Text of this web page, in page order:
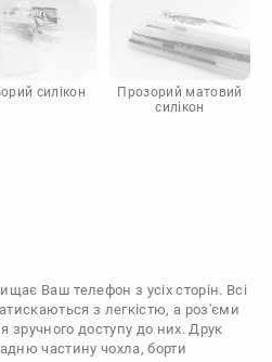
силікон
Прозорий матовий
силікон
Ваш телефон з усіх сторін. Всі
з легкістю, а роз'єми
доступу до них. Друк
частину чохла, борти